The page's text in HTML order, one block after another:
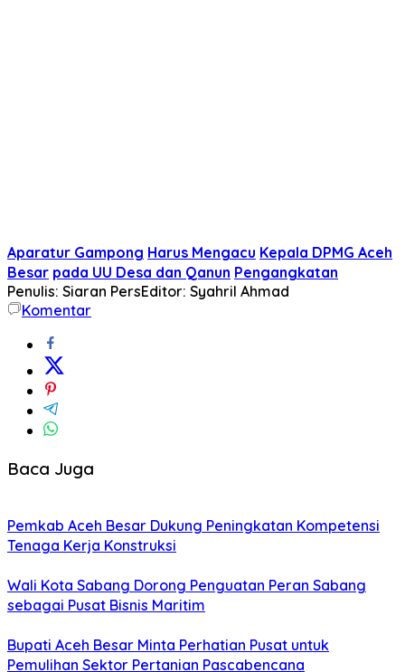
Aparatur Gampong Harus Mengacu Kepala DPMG Aceh
Besar pada UU Desa dan Qanun Pengangkatan
Penulis: Siaran PersEditor: Syahril Ahmad
Komentar
Baca Juga
Pemkab Aceh Besar Dukung Peningkatan Kompetensi
Tenaga Kerja Konstruksi
Wali Kota Sabang Dorong Penguatan Peran Sabang
sebagai Pusat Bisnis Maritim
Bupati Aceh Besar Minta Perhatian Pusat untuk
Pemulihan Sektor Pertanian Pascabencana